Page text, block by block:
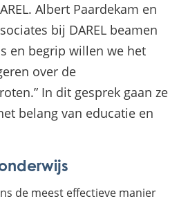
Albert Paardekam en
bij DAREL beamen
en begrip willen we het
over de
In dit gesprek gaan ze
belang van educatie en
de meest effectieve manier